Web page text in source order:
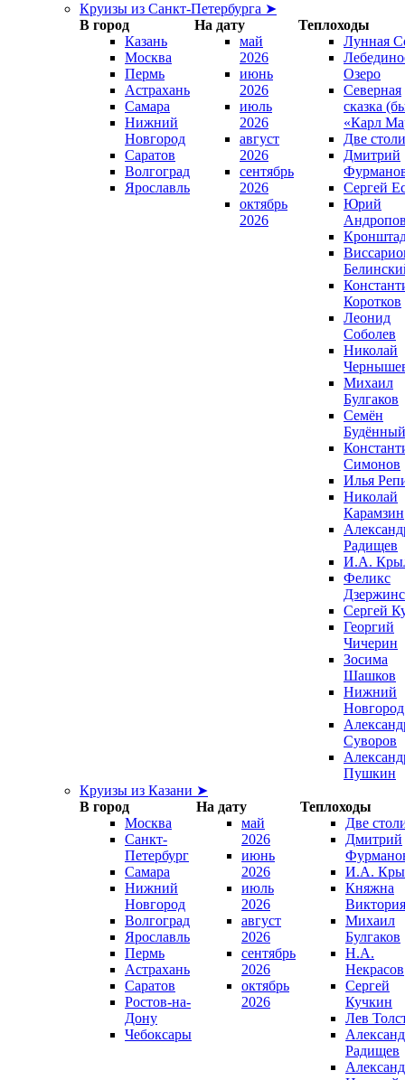
Круизы из Санкт-Петербурга ➤
В город
На дату
Теплоходы
Казань
Москва
Пермь
Астрахань
Самара
Нижний
Новгород
Саратов
Волгоград
Ярославль
май
2026
июнь
2026
июль
2026
август
2026
сентябрь
2026
октябрь
2026
Лунная
Озеро
Северная
сказка
«Карл
Две
Дмитрий
Сергей
Юрий
Коротков
Леонид
Соболев
Николай
Михаил
Булгаков
Семён
Будённый
Симонов
Илья
Николай
Карамзин
Радищев
И.А.
Феликс
Сергей
Георгий
Чичерин
Зосима
Шашков
Нижний
Новгород
Суворов
Пушкин
Круизы из Казани ➤
В город
На дату
Теплоходы
Москва
Санкт-
Петербург
Самара
Нижний
Новгород
Волгоград
Ярославль
Пермь
Астрахань
Саратов
Ростов-на-
Дону
Чебоксары
май
2026
июнь
2026
июль
2026
август
2026
сентябрь
2026
октябрь
2026
Две
Дмитрий
И.А.
Княжна
Виктория
Михаил
Булгаков
Н.А.
Некрасов
Сергей
Кучкин
Лев
Радищев